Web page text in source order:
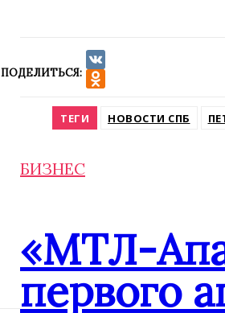
ПОДЕЛИТЬСЯ:
VK
ТЕГИ НОВОСТИ СПБ
БИЗНЕС
«МТЛ-
первого